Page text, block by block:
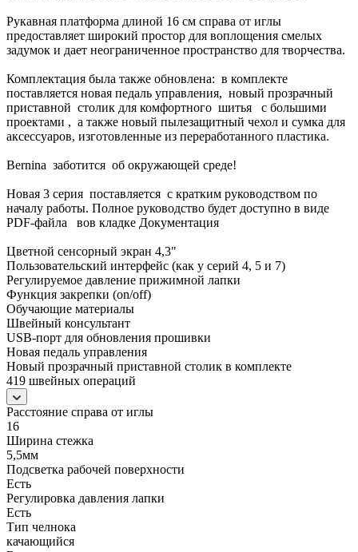
Рукавная платформа длиной 16 см справа от иглы
предоставляет широкий простор для воплощения смелых
задумок и дает неограниченное пространство для творчества.
Комплектация была также обновлена: в комплекте
поставляется новая педаль управления, новый прозрачный
приставной столик для комфортного шитья с большими
проектами , а также новый пылезащитный чехол и сумка для
аксессуаров, изготовленные из переработанного пластика.
Bernina заботится об окружающей среде!
Новая 3 серия поставляется с кратким руководством по
началу работы. Полное руководство будет доступно в виде
PDF-файла вов кладке Документация
Цветной сенсорный экран 4,3"
Пользовательский интерфейс (как у серий 4, 5 и 7)
Регулируемое давление прижимной лапки
Функция закрепки (on/off)
Обучающие материалы
Швейный консультант
USB-порт для обновления прошивки
Новая педаль управления
Новый прозрачный приставной столик в комплекте
419 швейных операций
Расстояние справа от иглы
16
Ширина стежка
5,5мм
Подсветка рабочей поверхности
Есть
Регулировка давления лапки
Есть
Тип челнока
качающийся